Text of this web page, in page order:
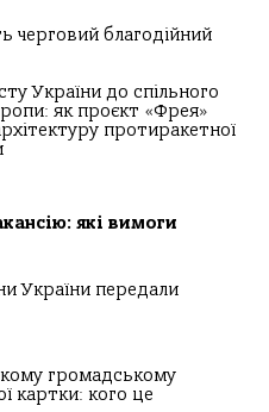
черговий благодійний
України до спільного
як проєкт «Фрея»
протиракетної
які вимоги
України передали
громадському
картки: кого це